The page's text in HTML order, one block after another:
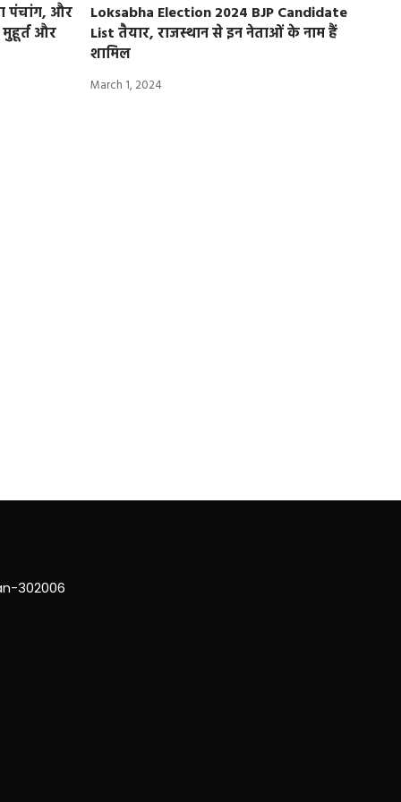
पंचांग, और
और
Loksabha Election 2024 BJP Candidate
List तैयार, राजस्थान से इन नेताओं के नाम हैं
शामिल
March 1, 2024
302006